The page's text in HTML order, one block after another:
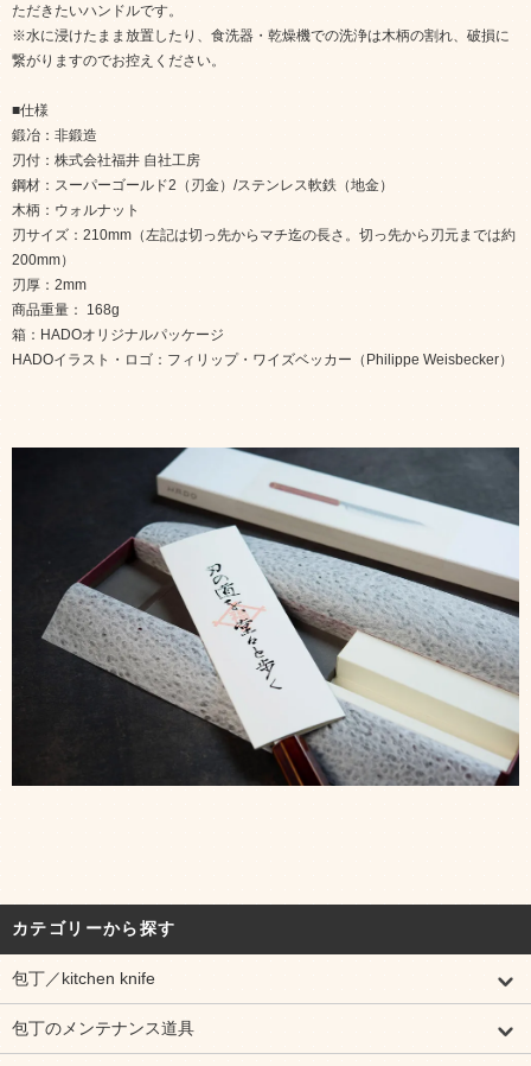
ただきたいハンドルです。
※水に浸けたまま放置したり、食洗器・乾燥機での洗浄は木柄の割れ、破損に
繋がりますのでお控えください。
■仕様
鍛冶：非鍛造
刃付：株式会社福井 自社工房
鋼材：スーパーゴールド2（刃金）/ステンレス軟鉄（地金）
木柄：ウォルナット
刃サイズ：210mm（左記は切っ先からマチ迄の長さ。切っ先から刃元までは約
200mm）
刃厚：2mm
商品重量： 168g
箱：HADOオリジナルパッケージ
HADOイラスト・ロゴ：フィリップ・ワイズベッカー（Philippe Weisbecker）
カテゴリーから探す
包丁／kitchen knife
包丁のメンテナンス道具